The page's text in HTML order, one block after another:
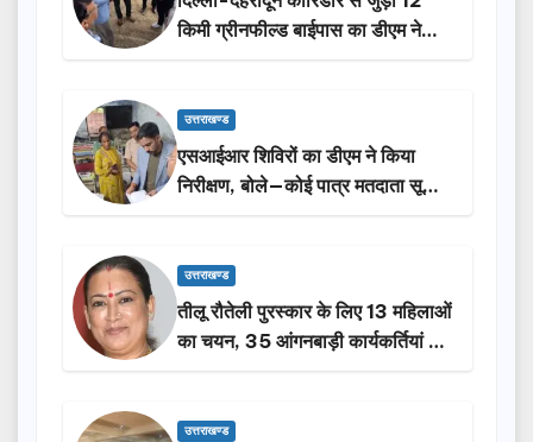
किमी ग्रीनफील्ड बाईपास का डीएम ने
किया निरीक्षण…
उत्तराखण्ड
एसआईआर शिविरों का डीएम ने किया
निरीक्षण, बोले—कोई पात्र मतदाता सूची
से न छूटे…
उत्तराखण्ड
तीलू रौतेली पुरस्कार के लिए 13 महिलाओं
का चयन, 35 आंगनबाड़ी कार्यकर्तियां भी
होंगी सम्मानित…
उत्तराखण्ड